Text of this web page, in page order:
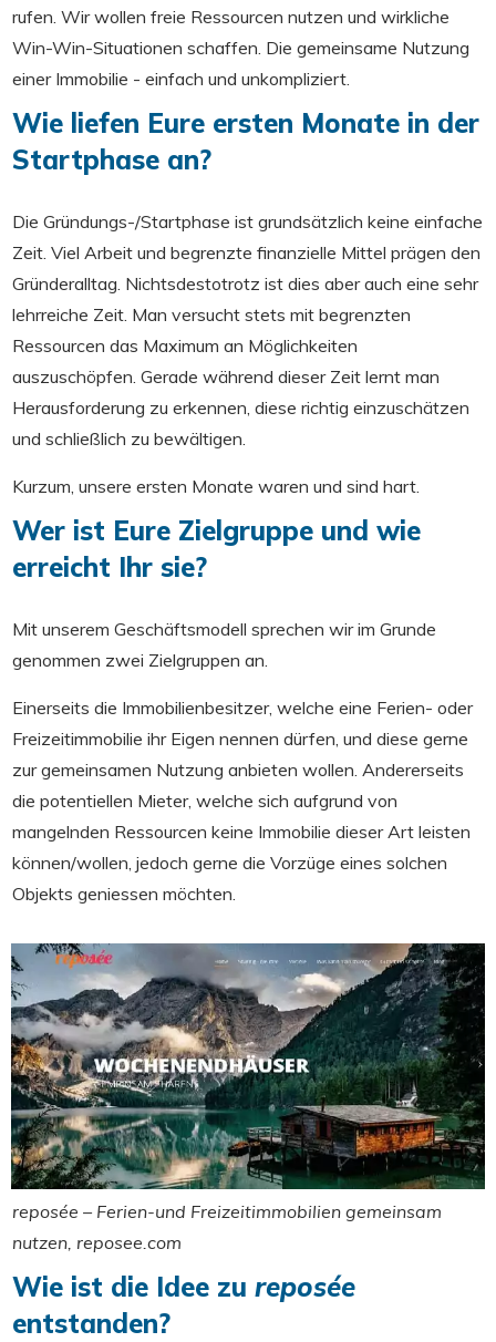
rufen. Wir wollen freie Ressourcen nutzen und wirkliche
Win-Win-Situationen schaffen. Die gemeinsame Nutzung
einer Immobilie - einfach und unkompliziert.
Wie liefen Eure ersten Monate in der
Startphase an?
Die Gründungs-/Startphase ist grundsätzlich keine einfache
Zeit. Viel Arbeit und begrenzte finanzielle Mittel prägen den
Gründeralltag. Nichtsdestotrotz ist dies aber auch eine sehr
lehrreiche Zeit. Man versucht stets mit begrenzten
Ressourcen das Maximum an Möglichkeiten
auszuschöpfen. Gerade während dieser Zeit lernt man
Herausforderung zu erkennen, diese richtig einzuschätzen
und schließlich zu bewältigen.
Kurzum, unsere ersten Monate waren und sind hart.
Wer ist Eure Zielgruppe und wie
erreicht Ihr sie?
Mit unserem Geschäftsmodell sprechen wir im Grunde
genommen zwei Zielgruppen an.
Einerseits die Immobilienbesitzer, welche eine Ferien- oder
Freizeitimmobilie ihr Eigen nennen dürfen, und diese gerne
zur gemeinsamen Nutzung anbieten wollen. Andererseits
die potentiellen Mieter, welche sich aufgrund von
mangelnden Ressourcen keine Immobilie dieser Art leisten
können/wollen, jedoch gerne die Vorzüge eines solchen
Objekts geniessen möchten.
reposée – Ferien-und Freizeitimmobilien gemeinsam
nutzen, reposee.com
Wie ist die Idee zu reposée
entstanden?